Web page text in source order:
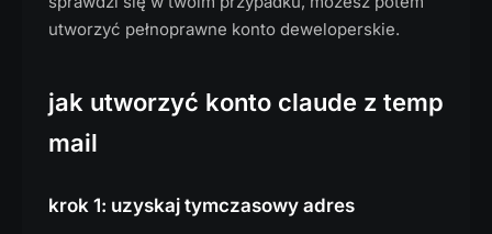
utworzyć pełnoprawne konto deweloperskie.
jak utworzyć konto claude z temp
mail
krok 1: uzyskaj tymczasowy adres